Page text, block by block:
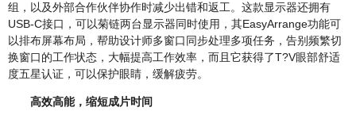
组，以及外部合作伙伴协作时减少出错和返工。这款显示器还拥有
USB-C接口，可以菊链两台显示器同时使用，其EasyArrange功能可
以排布屏幕布局，帮助设计师多窗口同步处理多项任务，告别频繁切
换窗口的工作状态，大幅提高工作效率，而且它获得了T?V眼部舒适
度五星认证，可以保护眼睛，缓解疲劳。
高效高能，缩短成片时间